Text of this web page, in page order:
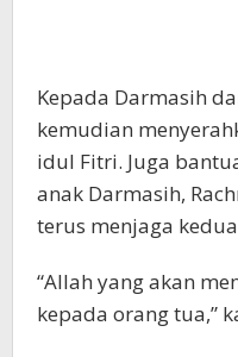
Kepada Darmasih
kemudian
idul Fitri. Juga
anak Darmasih,
terus menjaga
“Allah yang akan
kepada orang tua,”